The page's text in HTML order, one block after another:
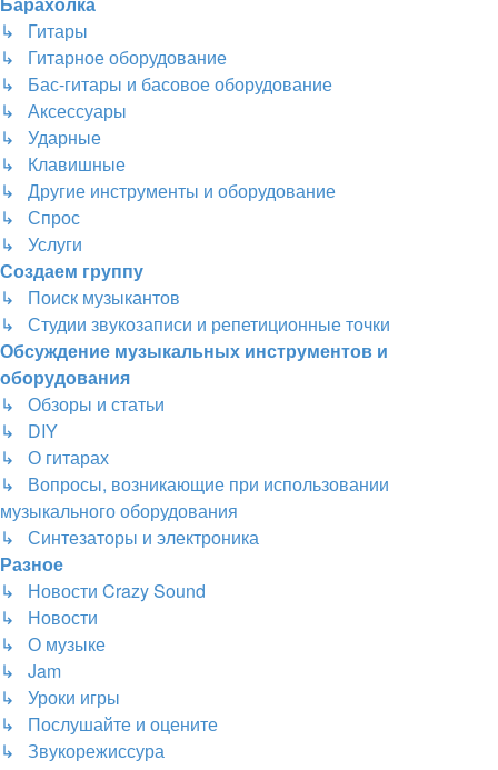
↳ Гитары
↳ Гитарное оборудование
↳ Бас-гитары и басовое оборудование
↳ Аксессуары
↳ Ударные
↳ Клавишные
↳ Другие инструменты и оборудование
↳ Спрос
↳ Услуги
Создаем группу
↳ Поиск музыкантов
↳ Студии звукозаписи и репетиционные точки
Обсуждение музыкальных инструментов и
оборудования
↳ Обзоры и статьи
↳ DIY
↳ О гитарах
↳ Вопросы, возникающие при использовании
музыкального оборудования
↳ Синтезаторы и электроника
Разное
↳ Новости Crazy Sound
↳ Новости
↳ О музыке
↳ Jam
↳ Уроки игры
↳ Послушайте и оцените
↳ Звукорежиссура